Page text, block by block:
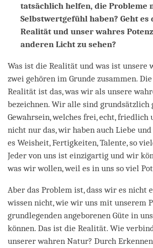
tatsächlich helfen, die Probleme
Selbstwertgefühl haben? Geht es
Realität und unser wahres
anderen Licht zu sehen?
Was ist die Realität und was ist unsere
zwei gehören im Grunde zusammen.
Realität ist das, was wir als unsere
bezeichnen. Wir alle sind grundsätzlich
Gewahrsein, welches frei, echt, friedlich
nicht nur das, wir haben auch Liebe
es Weisheit, Fertigkeiten, Talente, so
Jeder von uns ist einzigartig und wir
was wir wollen, weil es in uns so viel
Aber das Problem ist, dass wir es nicht
wissen nicht, wie wir uns mit unserem
grundlegenden angeborenen Güte in
können. Das ist die Realität. Wie
unserer wahren Natur? Durch